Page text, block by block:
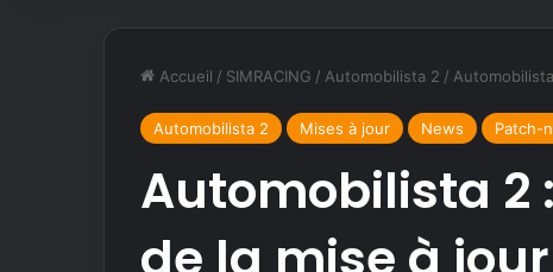
Accueil / SIMRACING / Automobilista 2 /
Automobilista 2 Mises à jour News Patch-
Automobilista 2
de la mise à jour